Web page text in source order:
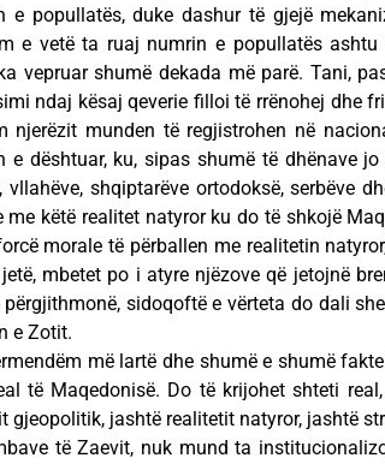
e popullatës, duke dashur të gjejë
e vetë ta ruaj numrin e popullatës
vepruar shumë dekada më parë. Tani,
ndaj kësaj qeverie filloi të rrënohej dhe
njerëzit munden të regjistrohen në
e dështuar, ku, sipas shumë të dhënave
vllahëve, shqiptarëve ortodoksë, serbëve
me këtë realitet natyror ku do të shkojë
morale të përballen me realitetin
mbetet po i atyre njëzove që jetojnë
sidoqoftë e vërteta do dali
e Zotit.
më lartë dhe shumë e shumë
të Maqedonisë. Do të krijohet shteti
gjeopolitik, jashtë realitetit natyror, jashtë
të Zaevit, nuk mund ta